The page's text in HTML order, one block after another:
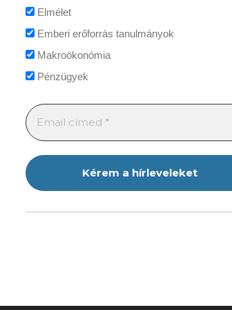
Elmélet
Emberi erőforrás tanulmányok
Makroökonómia
Pénzügyek